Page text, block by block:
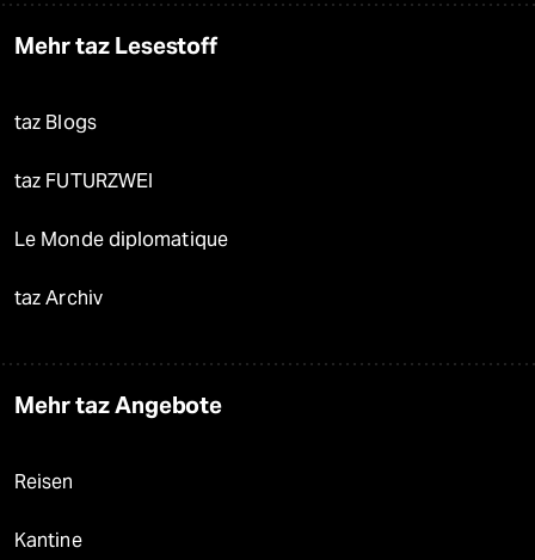
Mehr taz Lesestoff
taz Blogs
taz FUTURZWEI
Le Monde diplomatique
taz Archiv
Mehr taz Angebote
Reisen
Kantine